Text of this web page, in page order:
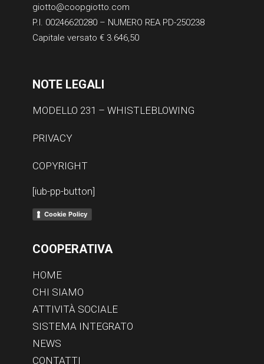
giotto@coopgiotto.com
P.I. 00246620280 – NUMERO REA PD-250238
Capitale versato € 3.646,50
NOTE LEGALI
MODELLO 231 – WHISTLEBLOWING
PRIVACY
COPYRIGHT
[iub-pp-button]
Cookie Policy
COOPERATIVA
HOME
CHI SIAMO
ATTIVITÀ SOCIALE
SISTEMA INTEGRATO
NEWS
CONTATTI